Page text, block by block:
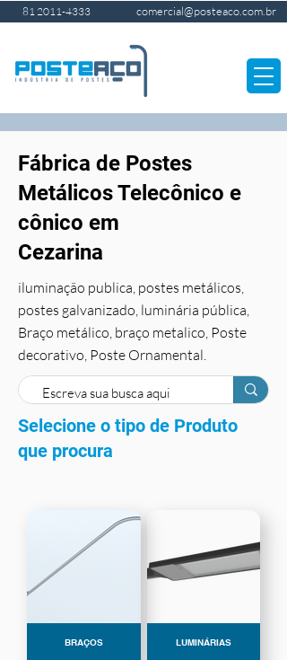
81 2011-4333 comercial@posteaco.com.br
Fábrica de Postes
Metálicos Telecônico e
cônico em
Cezarina
iluminação publica, postes metálicos,
postes galvanizado, luminária pública,
Braço metálico, braço metalico, Poste
decorativo, Poste Ornamental.
Selecione o tipo de Produto
que procura
BRAÇOS LUMINÁRIAS